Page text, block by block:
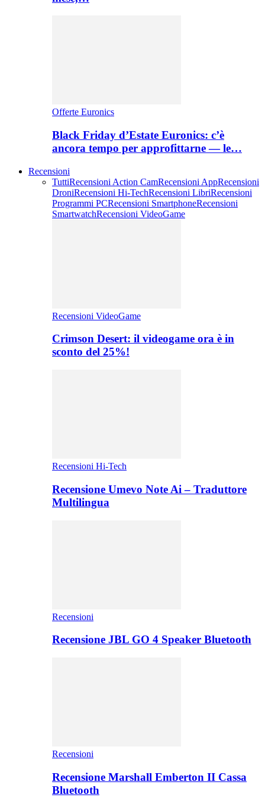
Offerte Euronics
Black Friday d’Estate Euronics: c’è
ancora tempo per approfittarne — le…
Recensioni
TuttiRecensioni Action CamRecensioni AppRecensioni
DroniRecensioni Hi-TechRecensioni LibriRecensioni
Programmi PCRecensioni SmartphoneRecensioni
SmartwatchRecensioni VideoGame
Recensioni VideoGame
Crimson Desert: il videogame ora è in
sconto del 25%!
Recensioni Hi-Tech
Recensione Umevo Note Ai – Traduttore
Multilingua
Recensioni
Recensione JBL GO 4 Speaker Bluetooth
Recensioni
Recensione Marshall Emberton II Cassa
Bluetooth